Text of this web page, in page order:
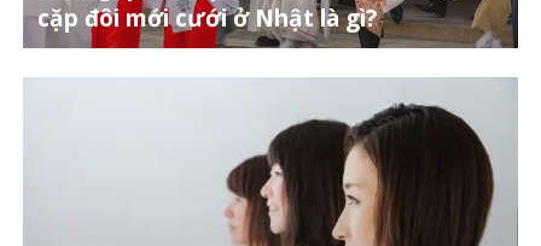
cặp đôi mới cưới ở Nhật là gì?